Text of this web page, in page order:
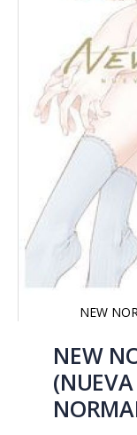
NEW
comienzoNEW
(NUEVA